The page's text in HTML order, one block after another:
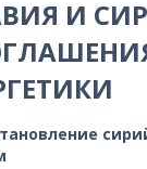
И